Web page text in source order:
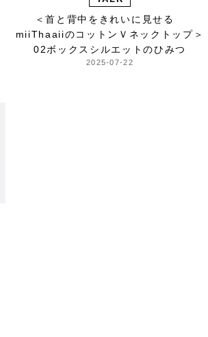
＜首と背中をきれいに見せる
miiThaaiiのコットンＶネックトップ＞
02ボックスシルエットのひみつ
2025-07-22